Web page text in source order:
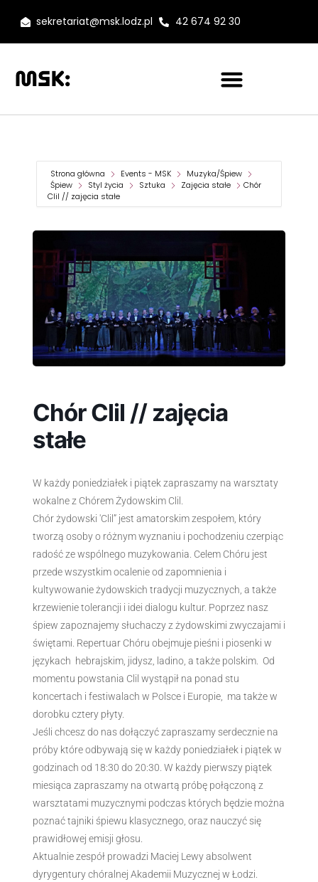
sekretariat@msk.lodz.pl 42 674 92 30
Strona główna Events - MSK
Muzyka/Śpiew
Śpiew
Styl życia Sztuka Zajęcia stałe
Chór
Clil // zajęcia stałe
Chór Clil // zajęcia
stałe
W każdy poniedziałek i piątek zapraszamy na warsztaty
wokalne z Chórem Żydowskim Clil.
Chór żydowski 'Clil” jest amatorskim zespołem, który
tworzą osoby o różnym wyznaniu i pochodzeniu czerpiąc
radość ze wspólnego muzykowania. Celem Chóru jest
przede wszystkim ocalenie od zapomnienia i
kultywowanie żydowskich tradycji muzycznych, a także
krzewienie tolerancji i idei dialogu kultur. Poprzez nasz
śpiew zapoznajemy słuchaczy z żydowskimi zwyczajami i
świętami. Repertuar Chóru obejmuje pieśni i piosenki w
językach hebrajskim, jidysz, ladino, a także polskim. Od
momentu powstania Clil wystąpił na ponad stu
koncertach i festiwalach w Polsce i Europie, ma także w
dorobku cztery płyty.
Jeśli chcesz do nas dołączyć zapraszamy serdecznie na
próby które odbywają się w każdy poniedziałek i piątek w
godzinach od 18:30 do 20:30. W każdy pierwszy piątek
miesiąca zapraszamy na otwartą próbę połączoną z
warsztatami muzycznymi podczas których będzie można
poznać tajniki śpiewu klasycznego, oraz nauczyć się
prawidłowej emisji głosu.
Aktualnie zespół prowadzi Maciej Lewy absolwent
dyrygentury chóralnej Akademii Muzycznej w Łodzi.